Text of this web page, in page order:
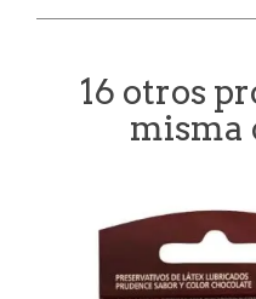
16 otros
misma